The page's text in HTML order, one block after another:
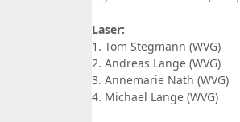
Laser:
1. Tom Stegmann (WVG)
2. Andreas Lange (WVG)
3. Annemarie Nath (WVG)
4. Michael Lange (WVG)